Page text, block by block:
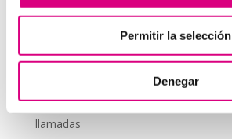
Permitir la selección
Denegar
Telefonía virtual para el trabajo
desde donde estés
Tendencias actuales en marketing y
debes aplicar en tu plan de marketing
Centralitas virtuales: una solución
llamadas